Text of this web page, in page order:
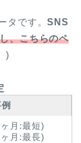
タです。SNS
、こちらのペ
)
月:最短)
月:最長)